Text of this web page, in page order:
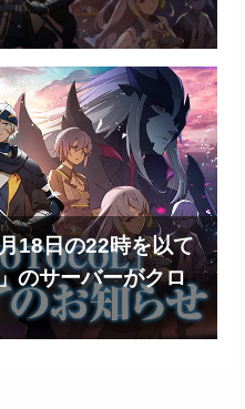
18日の22時を以て
のサーバーがクロ